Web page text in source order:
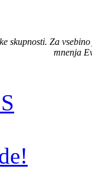
skupnosti. Za
mnenja